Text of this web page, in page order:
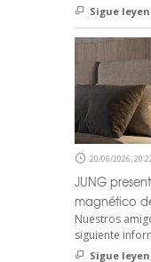
Sigue
20/06/2026,
JUNG
magnético
Nuestros
siguiente
Sigue